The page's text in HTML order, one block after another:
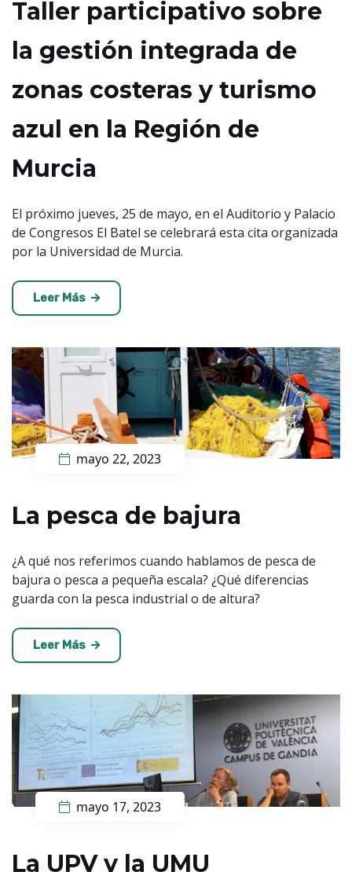
Taller participativo sobre
la gestión integrada de
zonas costeras y turismo
azul en la Región de
Murcia
El próximo jueves, 25 de mayo, en el Auditorio y Palacio
de Congresos El Batel se celebrará esta cita organizada
por la Universidad de Murcia.
Leer Más
mayo 22, 2023
La pesca de bajura
¿A qué nos referimos cuando hablamos de pesca de
bajura o pesca a pequeña escala? ¿Qué diferencias
guarda con la pesca industrial o de altura?
Leer Más
mayo 17, 2023
La UPV y la UMU